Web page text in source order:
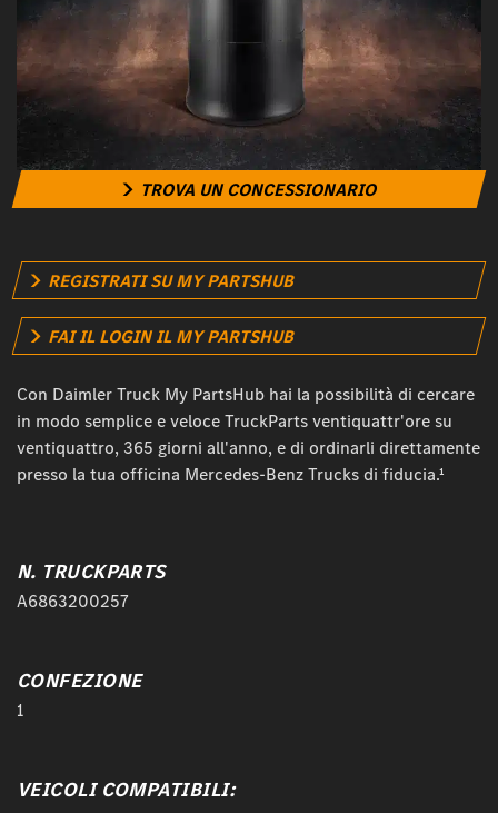
TROVA UN CONCESSIONARIO
REGISTRATI SU MY PARTSHUB
FAI IL LOGIN IL MY PARTSHUB
Con Daimler Truck My PartsHub hai la possibilità di cercare
in modo semplice e veloce TruckParts ventiquattr'ore su
ventiquattro, 365 giorni all'anno, e di ordinarli direttamente
presso la tua officina Mercedes-Benz Trucks di fiducia.¹
N. TRUCKPARTS
A6863200257
CONFEZIONE
1
VEICOLI COMPATIBILI: